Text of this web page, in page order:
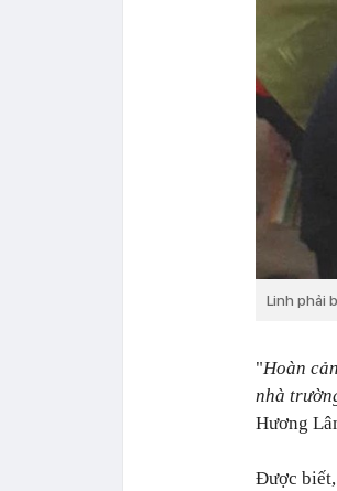
Linh phải
"Hoàn
nhà
Hương
Được